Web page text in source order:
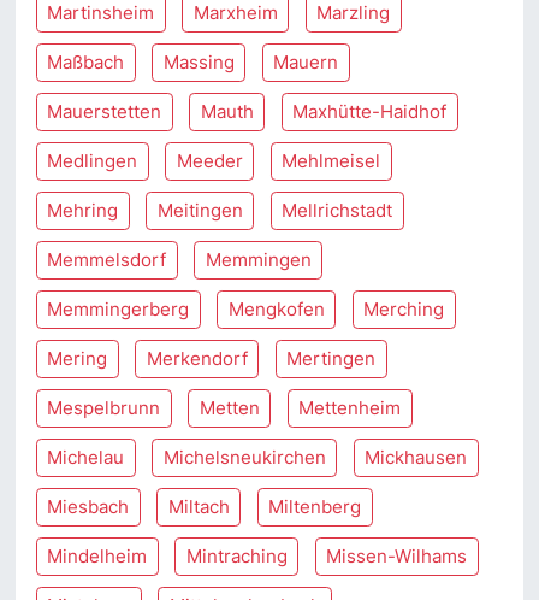
Martinsheim Marxheim Marzling
Maßbach Massing Mauern
Mauerstetten Mauth Maxhütte-Haidhof
Medlingen Meeder Mehlmeisel
Mehring Meitingen Mellrichstadt
Memmelsdorf Memmingen
Memmingerberg Mengkofen Merching
Mering Merkendorf Mertingen
Mespelbrunn Metten Mettenheim
Michelau Michelsneukirchen Mickhausen
Miesbach Miltach Miltenberg
Mindelheim Mintraching Missen-Wilhams